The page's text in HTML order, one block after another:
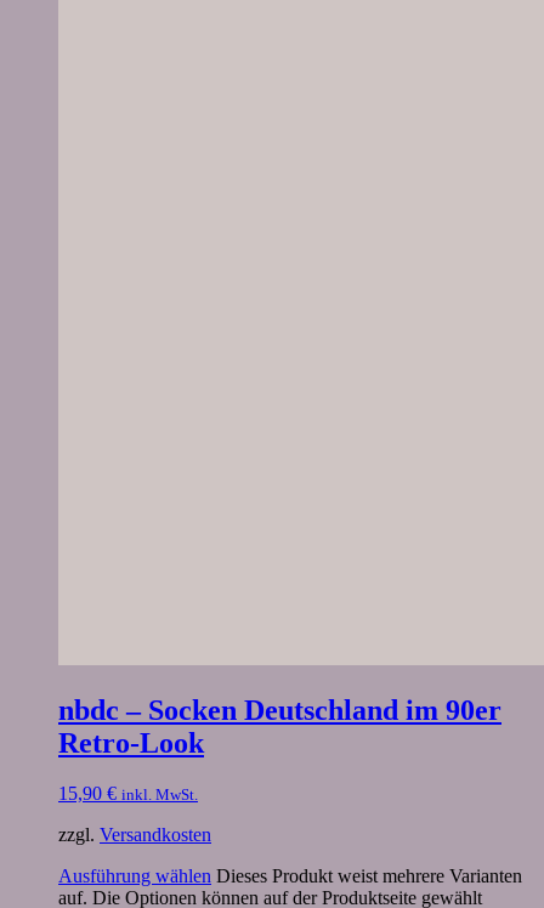
nbdc – Socken Deutschland im 90er
Retro-Look
15,90 € inkl. MwSt.
zzgl. Versandkosten
Ausführung wählen Dieses Produkt weist mehrere Varianten
auf. Die Optionen können auf der Produktseite gewählt